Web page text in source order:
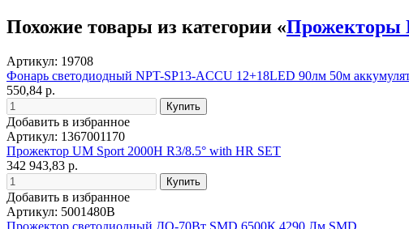
Похожие товары из категории «Прожекторы
Артикул: 19708
Фонарь светодиодный NPT-SP13-ACCU 12+18LED 90лм 50м
550,84 р.
Добавить в избранное
Артикул: 1367001170
Прожектор UM Sport 2000H R3/8.5° with HR SET
342 943,83 р.
Добавить в избранное
Артикул: 5001480B
Прожектор светодиодный ДО-70Вт SMD 6500К 4290 Лм SMD